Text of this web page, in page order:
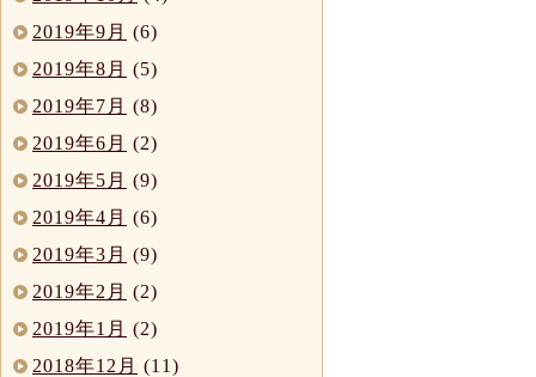
2019年9月 (6)
2019年8月 (5)
2019年7月 (8)
2019年6月 (2)
2019年5月 (9)
2019年4月 (6)
2019年3月 (9)
2019年2月 (2)
2019年1月 (2)
2018年12月 (11)